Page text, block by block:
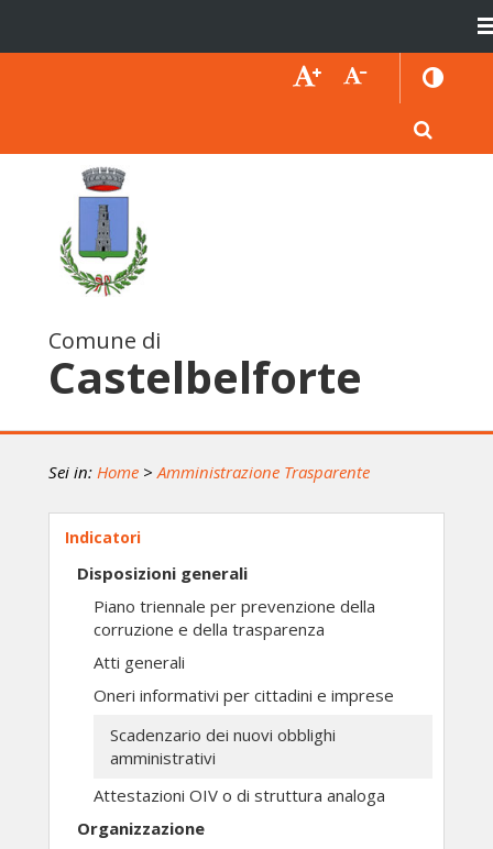
Comune di
Castelbelforte
Sei in: Home >Amministrazione Trasparente
Indicatori
Disposizioni generali
Piano triennale per prevenzione della
corruzione e della trasparenza
Atti generali
Oneri informativi per cittadini e imprese
Scadenzario dei nuovi obblighi
amministrativi
Attestazioni OIV o di struttura analoga
Organizzazione